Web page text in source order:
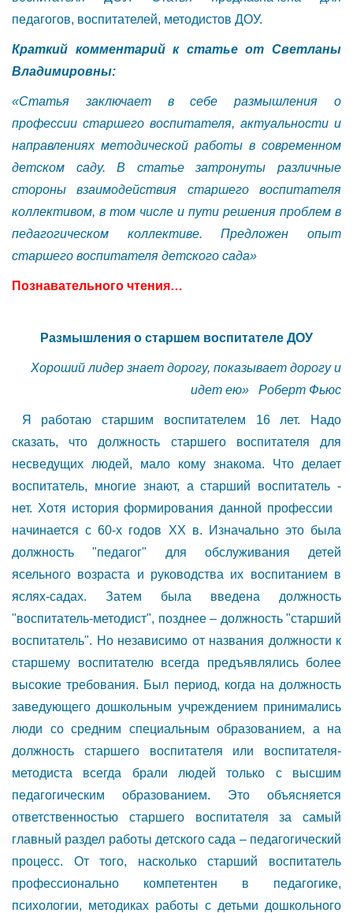
педагогов, воспитателей, методистов ДОУ.
Краткий комментарий к статье от Светланы
Владимировны:
«Статья заключает в себе размышления о
профессии старшего воспитателя, актуальности и
направлениях методической работы в современном
детском саду. В статье затронуты различные
стороны взаимодействия старшего воспитателя
коллективом, в том числе и пути решения проблем в
педагогическом коллективе. Предложен опыт
старшего воспитателя детского сада»
Познавательного чтения…
Размышления о старшем воспитателе ДОУ
Хороший лидер знает дорогу, показывает дорогу и
идет ею» Роберт Фьюс
Я работаю старшим воспитателем 16 лет. Надо
сказать, что должность старшего воспитателя для
несведущих людей, мало кому знакома. Что делает
воспитатель, многие знают, а старший воспитатель -
нет. Хотя история формирования данной профессии
начинается с 60-х годов XX в. Изначально это была
должность "педагог" для обслуживания детей
ясельного возраста и руководства их воспитанием в
яслях-садах. Затем была введена должность
"воспитатель-методист", позднее – должность "старший
воспитатель". Но независимо от названия должности к
старшему воспитателю всегда предъявлялись более
высокие требования. Был период, когда на должность
заведующего дошкольным учреждением принимались
люди со средним специальным образованием, а на
должность старшего воспитателя или воспитателя-
методиста всегда брали людей только с высшим
педагогическим образованием. Это объясняется
ответственностью старшего воспитателя за самый
главный раздел работы детского сада – педагогический
процесс. От того, насколько старший воспитатель
профессионально компетентен в педагогике,
психологии, методиках работы с детьми дошкольного